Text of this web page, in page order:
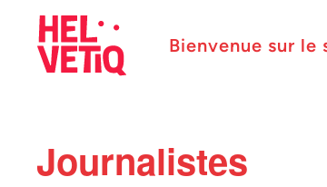
Bienvenue sur
Journalistes